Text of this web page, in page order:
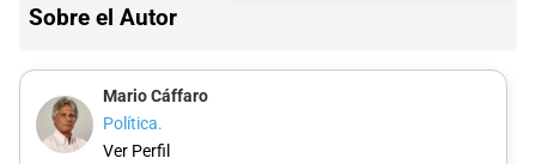
Sobre el Autor
Mario Cáffaro
Política.
Ver Perfil